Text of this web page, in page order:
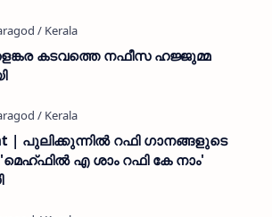
കടവത്തെ നഫീസ ഹജ്ജുമ്മ
| പുലിക്കുന്നിൽ റഫി ഗാനങ്ങളുടെ
എ ശാം റഫി കേ നാം'